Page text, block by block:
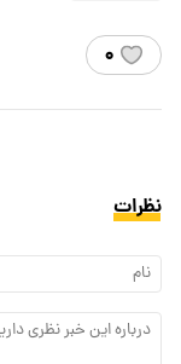
۰
نظرات